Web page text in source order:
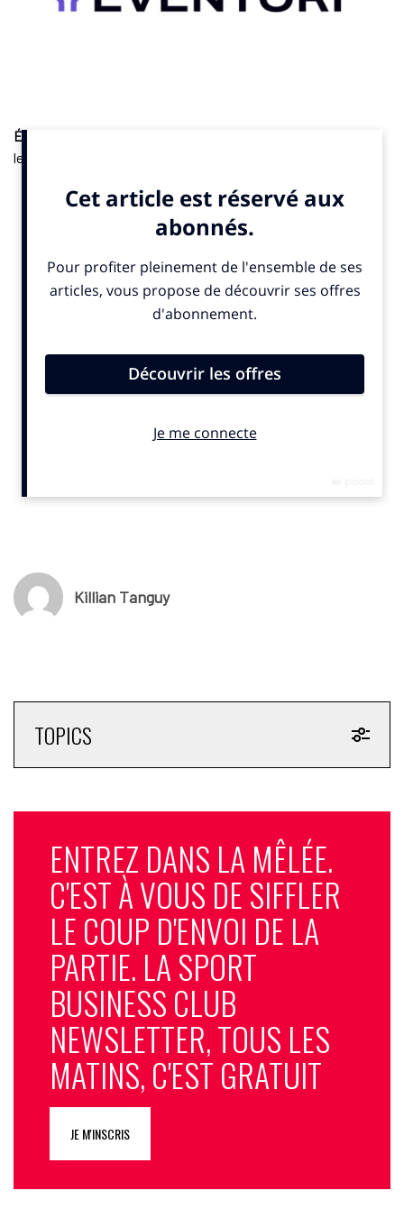
Études.
les clubs sportifs selon un bilan présenté par la plateforme
que la plateforme de ticketing accompagne, elle explique que
les clubs misent désormais sur la data, le revenue management
L’AS Monaco Basket afficherait notamment une hausse de 50
% de ses revenus billetterie, le club de football de Rodez
revendique 55 % d’abonnés supplémentaires et les Brûleurs de
de remplissage, selon le communiqué publié mercredi 17 juin
2026.
Ces résultats ont été dévoilés lors du premier Eventori
Community Day organisé le 3 juin 2026. Il s’agissait d’une
© SportBusiness.Club – Juin 2026
Killian Tanguy
TOPICS
ENTREZ DANS LA MÊLÉE.
C'EST À VOUS DE SIFFLER
LE COUP D'ENVOI DE LA
PARTIE. LA SPORT
BUSINESS CLUB
NEWSLETTER, TOUS LES
MATINS, C'EST GRATUIT
JE M'INSCRIS